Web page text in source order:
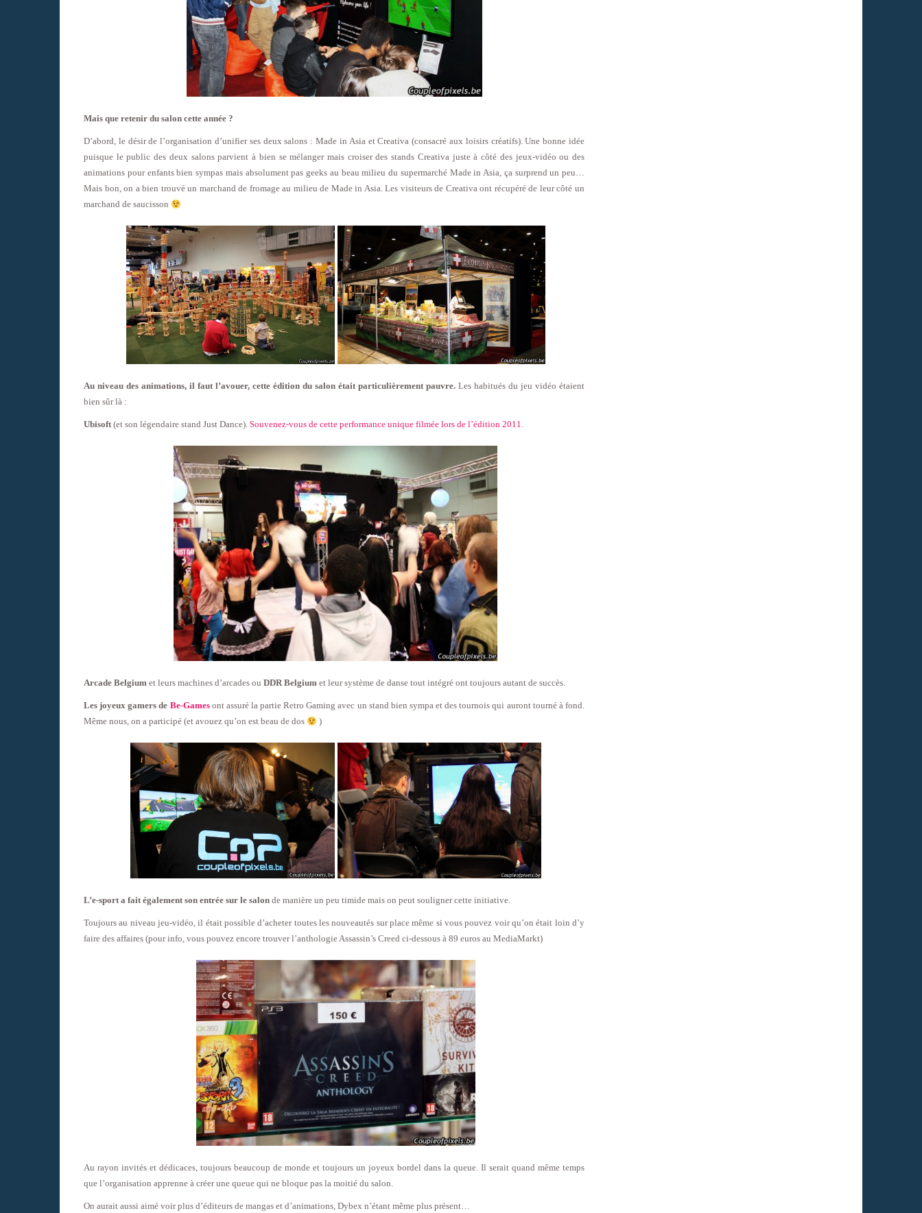
Mais que retenir du salon cette année ?
D’abord, le désir de l’organisation d’unifier ses deux salons : Made in Asia et Creativa (consacré aux loisirs créatifs). Une bonne idée
puisque le public des deux salons parvient à bien se mélanger mais croiser des stands Creativa juste à côté des jeux-vidéo ou des
animations pour enfants bien sympas mais absolument pas geeks au beau milieu du supermarché Made in Asia, ça surprend un peu…
Mais bon, on a bien trouvé un marchand de fromage au milieu de Made in Asia. Les visiteurs de Creativa ont récupéré de leur côté un
marchand de saucisson
Au niveau des animations, il faut l’avouer, cette édition du salon était particulièrement pauvre. Les habitués du jeu vidéo étaient
bien sûr là :
Ubisoft(et son légendaire stand Just Dance). Souvenez-vous de cette performance unique filmée lors de l’édition 2011.
Arcade Belgium et leurs machines d’arcades ou DDR Belgium et leur système de danse tout intégré ont toujours autant de succès.
Les joyeux gamers de Be-Gamesont assuré la partie Retro Gaming avec un stand bien sympa et des tournois qui auront tourné à fond.
Même nous, on a participé (et avouez qu’on est beau de dos
)
L’e-sport a fait également son entrée sur le salon de manière un peu timide mais on peut souligner cette initiative.
Toujours au niveau jeu-vidéo, il était possible d’acheter toutes les nouveautés sur place même si vous pouvez voir qu’on était loin d’y
faire des affaires (pour info, vous pouvez encore trouver l’anthologie Assassin’s Creed ci-dessous à 89 euros au MediaMarkt)
Au rayon invités et dédicaces, toujours beaucoup de monde et toujours un joyeux bordel dans la queue. Il serait quand même temps
que l’organisation apprenne à créer une queue qui ne bloque pas la moitié du salon.
On aurait aussi aimé voir plus d’éditeurs de mangas et d’animations, Dybex n’étant même plus présent…